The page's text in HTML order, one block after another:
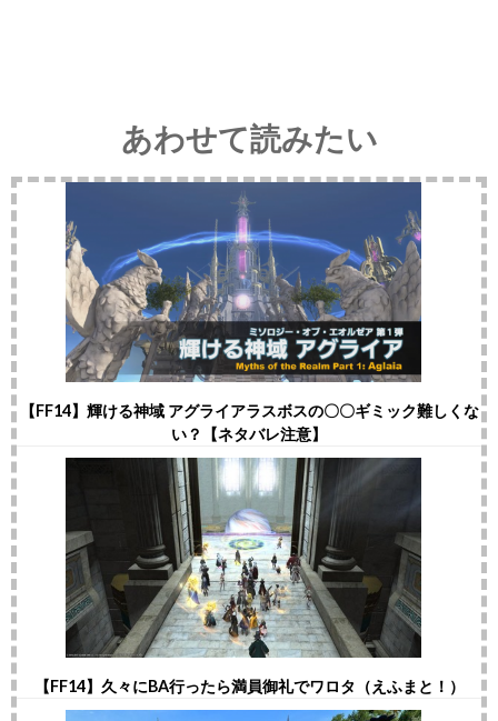
あわせて読みたい
【FF14】輝ける神域 アグライアラスボスの〇〇ギミック難しくな
い？【ネタバレ注意】
【FF14】久々にBA行ったら満員御礼でワロタ（えふまと！）